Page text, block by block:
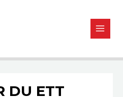
DU ETT